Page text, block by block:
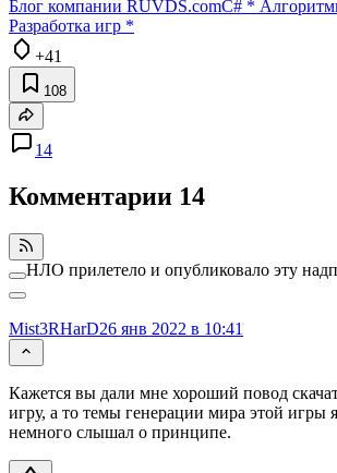
Блог компании RUVDS.comC# *
Разработка игр *
+41
108
14
Комментарии 14
НЛО прилетело и опубликовало эту
Mist3RHarD26 янв 2022 в 10:41
Кажется вы дали мне хороший повод
игру, а то темы генерации мира этой игры
немного слышал о принципе.